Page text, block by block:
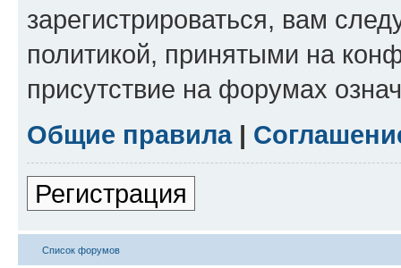
зарегистрироваться, вам
политикой, принятыми на
присутствие на форумах
Общие правила|
Регистрация
Список форумов